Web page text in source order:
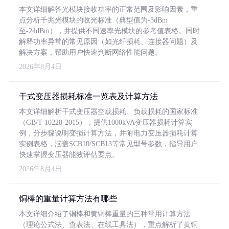
本文详细解答光模块接收功率的正常范围及影响因素，重
点分析千兆光模块的收光标准（典型值为-3dBm
至-24dBm），并提供不同速率光模块的参考值表格。同时
解释功率异常的常见原因（如光纤损耗、连接器问题）及
解决方案，帮助用户快速判断网络性能问题。
2026年8月4日
干式变压器损耗标准一览表及计算方法
本文详细解析干式变压器空载损耗、负载损耗的国家标准
（GB/T 10228-2015），提供1000kVA变压器损耗计算实
例，分步骤说明变损计算方法，并附电力变压器损耗计算
实例表格，涵盖SCB10/SCB13等常见型号参数，指导用户
快速掌握变压器能效评估要点。
2026年8月4日
铜棒的重量计算方法有哪些
本文详细介绍了铜棒和黄铜棒重量的三种常用计算方法
（理论公式法、查表法、在线工具法），重点解析了黄铜